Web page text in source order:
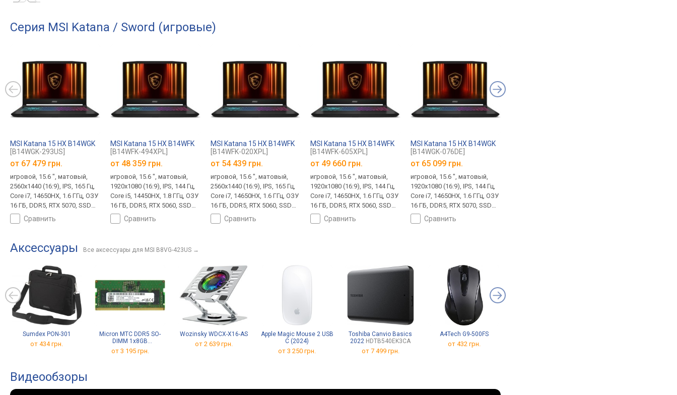
Серия MSI Katana / Sword (игровые)
MSI Katana 15 HX B14WGK
[B14WGK-293US]
от 67 479 грн.
игровой, 15.6 ", матовый,
2560x1440 (16:9), IPS, 165 Гц,
Core i7, 14650HX, 1.6 ГГц, ОЗУ
16 ГБ, DDR5, RTX 5070, SSD
M.2 NVMe, 1 ТБ, Win 11 Home,
USB-A 10Gbps, USB-C
VR, 2.4 кг
сравнить
MSI Katana 15 HX B14WFK
[B14WFK-494XPL]
от 48 359 грн.
игровой, 15.6 ", матовый,
1920x1080 (16:9), IPS, 144 Гц,
Core i5, 14450HX, 1.8 ГГц, ОЗУ
16 ГБ, DDR5, RTX 5060, SSD
M.2 NVMe, 512 ГБ, без ОС,
USB-A 10Gbps, USB-C
сравнить
MSI Katana 15 HX B14WFK
[B14WFK-020XPL]
от 54 439 грн.
игровой, 15.6 ", матовый,
2560x1440 (16:9), IPS, 165 Гц,
Core i7, 14650HX, 1.6 ГГц, ОЗУ
16 ГБ, DDR5, RTX 5060, SSD
M.2 NVMe, 512 ГБ, без ОС,
USB-A 10Gbps, USB-C
сравнить
MSI Katana 15 HX B14WFK
[B14WFK-605XPL]
от 49 660 грн.
игровой, 15.6 ", матовый,
1920x1080 (16:9), IPS, 144 Гц,
Core i7, 14650HX, 1.6 ГГц, ОЗУ
16 ГБ, DDR5, RTX 5060, SSD
M.2 NVMe, 512 ГБ, без ОС,
USB-A 10Gbps, USB-C
сравнить
MSI Katana 15 HX B14WGK
[B14WGK-076DE]
от 65 099 грн.
игровой, 15.6 ", матовый,
1920x1080 (16:9), IPS, 144 Гц,
Core i7, 14650HX, 1.6 ГГц, ОЗУ
16 ГБ, DDR5, RTX 5070, SSD
M.2 NVMe, 8 ТБ, DOS, USB-A
10Gbps, USB-C 10Gbps, Wi-Fi
сравнить
Аксессуары Все аксессуары для MSI B8VG-423US →
Sumdex PON-301
от 434 грн.
Micron MTC DDR5 SO-
DIMM 1x8GB
MTC4C10163S1SC56BD1
от 3 195 грн.
Wozinsky WDCX-X16-AS
от 2 639 грн.
Apple Magic Mouse 2 USB
C (2024)
от 3 250 грн.
Toshiba Canvio Basics
2022 HDTB540EK3CA
от 7 499 грн.
A4Tech G9-500FS
от 432 грн.
Видеообзоры